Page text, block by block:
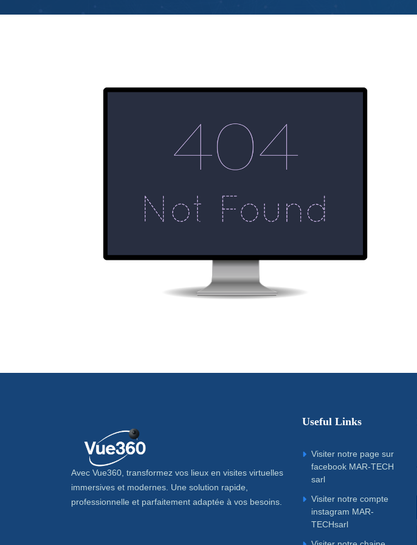
Avec Vue360, transformez vos lieux en visites virtuelles
immersives et modernes. Une solution rapide,
professionnelle et parfaitement adaptée à vos besoins.
Useful Links
Visiter notre page sur
facebook MAR-TECH
sarl
Visiter notre compte
instagram MAR-
TECHsarl